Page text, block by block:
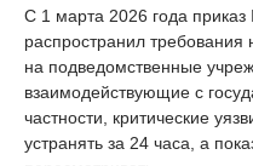
С 1 марта 2026 года
распространил требования
на подведомственные
взаимодействующие с
частности, критические
устранять за 24 часа, а